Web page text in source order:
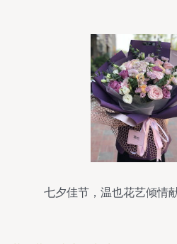
七夕佳节，温也花艺倾情